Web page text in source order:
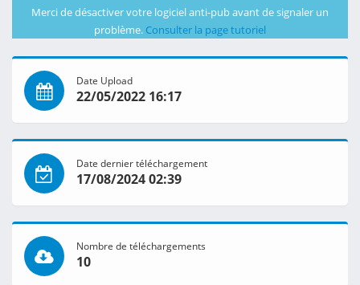
Merci de désactiver votre logiciel anti-pub avant de signaler un
problème. Consulter la page tutoriel
Date Upload
22/05/2022 16:17
Date dernier téléchargement
17/08/2024 02:39
Nombre de téléchargements
10